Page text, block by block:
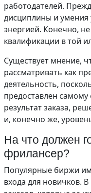
работодателей.
дисциплины и
энергией. Конечно,
квалификации в той
Существует мнение,
рассматривать как
деятельность,
предоставлен самому
результат заказа,
и, конечно же,
На что должен
фрилансер?
Популярные биржи
входа для новичков.